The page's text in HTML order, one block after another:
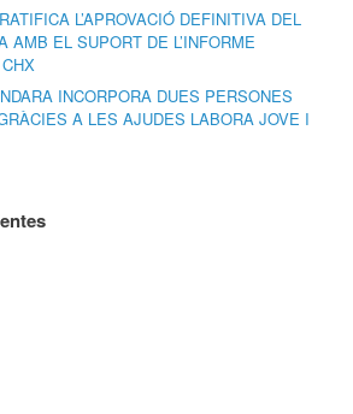
L’APROVACIÓ DEFINITIVA DEL
AMB EL SUPORT DE L’INFORME
INCORPORA DUES PERSONES
A LES AJUDES LABORA JOVE I